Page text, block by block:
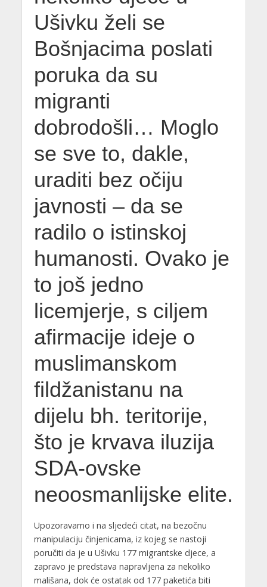
Ušivku želi se
Bošnjacima poslati
poruka da su
migranti
dobrodošli… Moglo
se sve to, dakle,
uraditi bez očiju
javnosti – da se
radilo o istinskoj
humanosti. Ovako je
to još jedno
licemjerje, s ciljem
afirmacije ideje o
muslimanskom
fildžanistanu na
dijelu bh. teritorije,
što je krvava iluzija
SDA-ovske
neoosmanlijske elite.
Upozoravamo i na sljedeći citat, na bezočnu
manipulaciju činjenicama, iz kojeg se nastoji
poručiti da je u Ušivku 177 migrantske djece, a
zapravo je predstava napravljena za nekoliko
mališana, dok će ostatak od 177 paketića biti